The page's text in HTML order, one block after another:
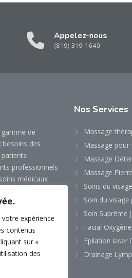
expérience
contenus
sur «
des
Appelez-nous
(819) 319-1640
de
des
professionnels
médicaux
Nos Services
Massage
Massage
Massage
Massage
Soins du
Soin du visage
Soin Suprême
Facial
Epilation laser
Drainage